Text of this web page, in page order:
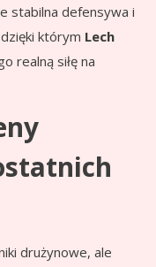
stabilna defensywa i
którym Lech
realną siłę na
drużynowe, ale